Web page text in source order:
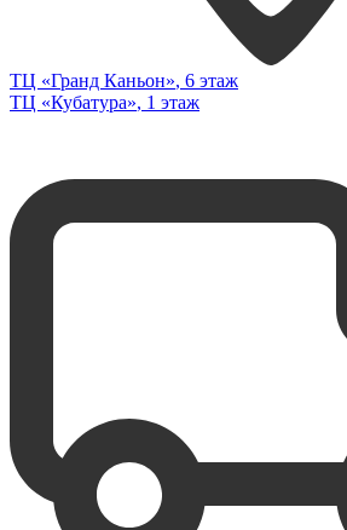
ТЦ «Гранд Каньон», 6 этаж
ТЦ «Кубатура», 1 этаж